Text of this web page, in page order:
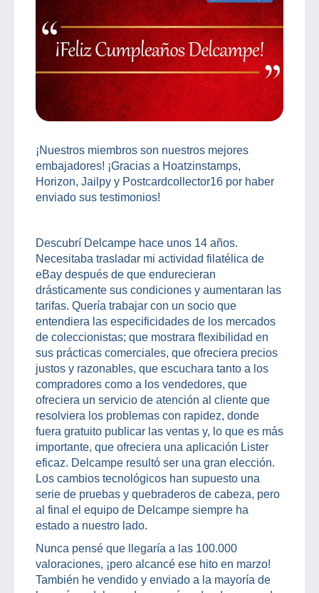
¡Nuestros miembros son nuestros mejores
embajadores! ¡Gracias a Hoatzinstamps,
Horizon, Jailpy y Postcardcollector16 por haber
enviado sus testimonios!
Descubrí Delcampe hace unos 14 años.
Necesitaba trasladar mi actividad filatélica de
eBay después de que endurecieran
drásticamente sus condiciones y aumentaran las
tarifas. Quería trabajar con un socio que
entendiera las especificidades de los mercados
de coleccionistas; que mostrara flexibilidad en
sus prácticas comerciales, que ofreciera precios
justos y razonables, que escuchara tanto a los
compradores como a los vendedores, que
ofreciera un servicio de atención al cliente que
resolviera los problemas con rapidez, donde
fuera gratuito publicar las ventas y, lo que es más
importante, que ofreciera una aplicación Lister
eficaz. Delcampe resultó ser una gran elección.
Los cambios tecnológicos han supuesto una
serie de pruebas y quebraderos de cabeza, pero
al final el equipo de Delcampe siempre ha
estado a nuestro lado.
Nunca pensé que llegaría a las 100.000
valoraciones, ¡pero alcancé ese hito en marzo!
También he vendido y enviado a la mayoría de